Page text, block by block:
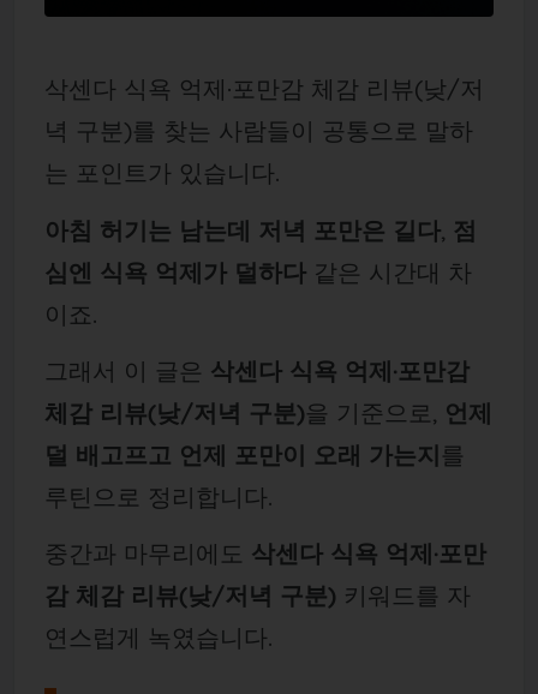
삭센다 식욕 억제·포만감 체감 리뷰(낮/저
녁 구분)를 찾는 사람들이 공통으로 말하
는 포인트가 있습니다.
아침 허기는 남는데 저녁 포만은 길다, 점
심엔 식욕 억제가 덜하다같은 시간대 차
이죠.
그래서 이 글은 삭센다 식욕 억제·포만감
체감 리뷰(낮/저녁 구분)을 기준으로, 언제
덜 배고프고 언제 포만이 오래 가는지를
루틴으로 정리합니다.
중간과 마무리에도 삭센다 식욕 억제·포만
감 체감 리뷰(낮/저녁 구분) 키워드를 자
연스럽게 녹였습니다.